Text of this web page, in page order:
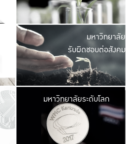
มหาวิ
ค
เปิดประ
และพบเรื่องราวใ
มหาวิทยาลัย
รับผิดชอบต่อสังคม
มหาวิ
เปลี่ยนแปลง แล
เพื่อทำง
ระบบสารสนเทศ
มหาวิทยาลัยระดับโลก